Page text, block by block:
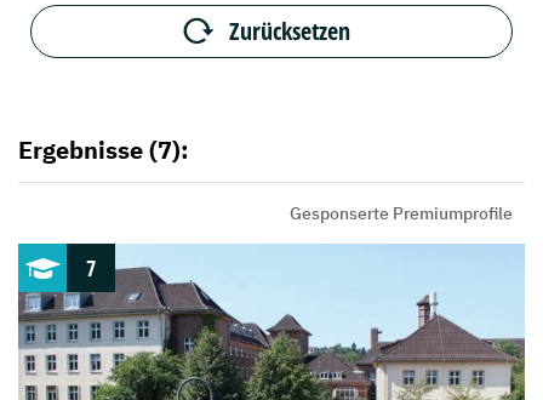
Zurücksetzen
Ergebnisse (7):
Gesponserte Premiumprofile
7